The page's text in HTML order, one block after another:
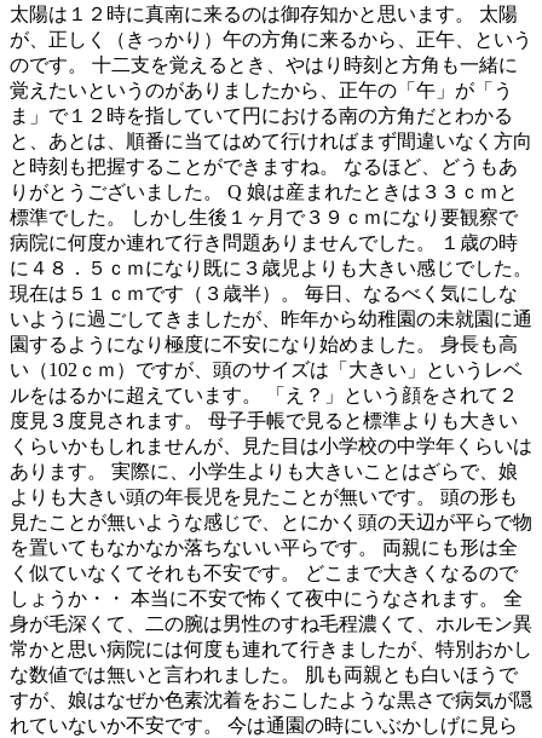
太陽は１２時に真南に来るのは御存知かと思います。 太陽
が、正しく（きっかり）午の方角に来るから、正午、という
のです。 十二支を覚えるとき、やはり時刻と方角も一緒に
覚えたいというのがありましたから、正午の「午」が「う
ま」で１２時を指していて円における南の方角だとわかる
と、あとは、順番に当てはめて行ければまず間違いなく方向
と時刻も把握することができますね。 なるほど、どうもあ
りがとうございました。 Q 娘は産まれたときは３３ｃｍと
標準でした。 しかし生後１ヶ月で３９ｃｍになり要観察で
病院に何度か連れて行き問題ありませんでした。 １歳の時
に４８．５ｃｍになり既に３歳児よりも大きい感じでした。
現在は５１ｃｍです（３歳半）。 毎日、なるべく気にしな
いように過ごしてきましたが、昨年から幼稚園の未就園に通
園するようになり極度に不安になり始めました。 身長も高
い（102ｃｍ）ですが、頭のサイズは「大きい」というレベ
ルをはるかに超えています。 「え？」という顔をされて２
度見３度見されます。 母子手帳で見ると標準よりも大きい
くらいかもしれませんが、見た目は小学校の中学年くらいは
あります。 実際に、小学生よりも大きいことはざらで、娘
よりも大きい頭の年長児を見たことが無いです。 頭の形も
見たことが無いような感じで、とにかく頭の天辺が平らで物
を置いてもなかなか落ちないい平らです。 両親にも形は全
く似ていなくてそれも不安です。 どこまで大きくなるので
しょうか・・ 本当に不安で怖くて夜中にうなされます。 全
身が毛深くて、二の腕は男性のすね毛程濃くて、ホルモン異
常かと思い病院には何度も連れて行きましたが、特別おかし
な数値では無いと言われました。 肌も両親とも白いほうで
すが、娘はなぜか色素沈着をおこしたような黒さで病気が隠
れていないか不安です。 今は通園の時にいぶかしげに見ら